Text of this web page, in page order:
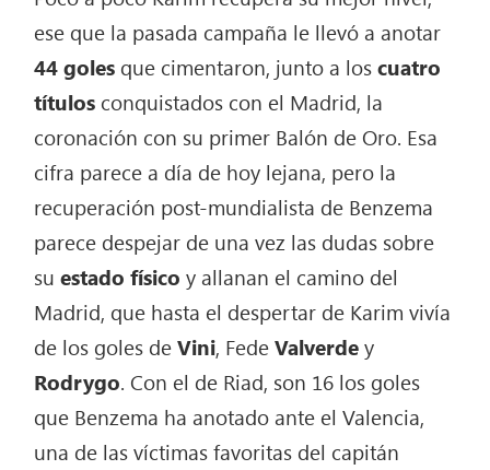
ese que la pasada campaña le llevó a anotar
44 goles que cimentaron, junto a loscuatro
títulos conquistados con el Madrid, la
coronación con su primer Balón de Oro. Esa
cifra parece a día de hoy lejana, pero la
recuperación post-mundialista de Benzema
parece despejar de una vez las dudas sobre
suestado físico y allanan el camino del
Madrid, que hasta el despertar de Karim vivía
de los goles deVini, FedeValverdey
Rodrygo. Con el de Riad, son 16 los goles
que Benzema ha anotado ante el Valencia,
una de las víctimas favoritas del capitán